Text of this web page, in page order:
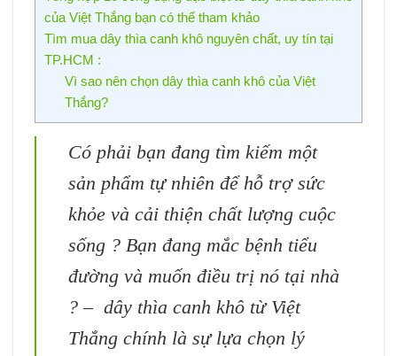
của Việt Thắng bạn có thể tham khảo
Tìm mua dây thìa canh khô nguyên chất, uy tín tại
TP.HCM :
Vì sao nên chọn dây thìa canh khô của Việt
Thắng?
Có phải bạn đang tìm kiếm một
sản phẩm tự nhiên để hỗ trợ sức
khỏe và cải thiện chất lượng cuộc
sống ? Bạn đang mắc bệnh tiểu
đường và muốn điều trị nó tại nhà
? – dây thìa canh khô từ Việt
Thắng chính là sự lựa chọn lý